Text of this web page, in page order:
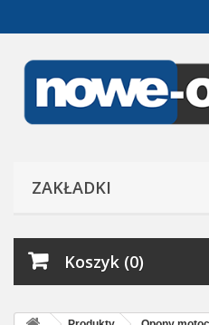
ZAKŁADKI
Koszyk (0)